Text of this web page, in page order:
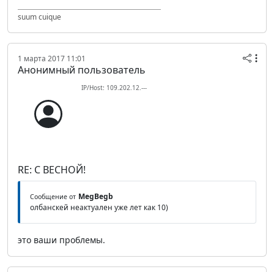
suum cuique
1 марта 2017 11:01
Анонимный пользователь
IP/Host: 109.202.12.---
RE: С ВЕСНОЙ!
Сообщение от MegBegb
олбанскей неактуален уже лет как 10)
это ваши проблемы.